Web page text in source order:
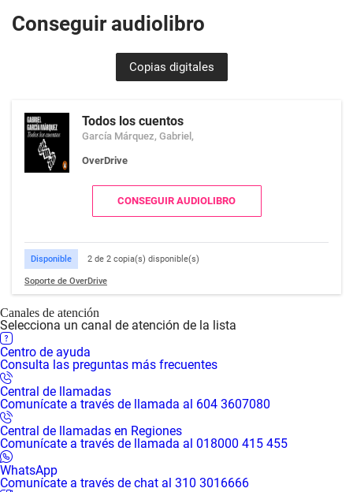
Conseguir audiolibro
Copias digitales
Todos los cuentos
García Márquez, Gabriel,
OverDrive
CONSEGUIR AUDIOLIBRO
Disponible 2 de 2 copia(s) disponible(s)
Soporte de OverDrive
Canales de atención
Selecciona un canal de atención de la lista
Centro de ayuda
Consulta las preguntas más frecuentes
Central de llamadas
Comunícate a través de llamada al 604 3607080
Central de llamadas en Regiones
Comunícate a través de llamada al 018000 415 455
WhatsApp
Comunícate a través de chat al 310 3016666